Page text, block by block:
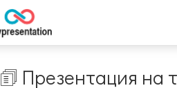
🗊 Презентация на